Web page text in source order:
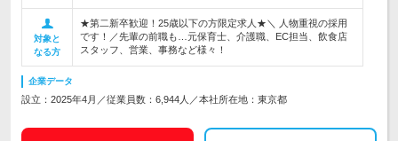
対象と
なる方
★第二新卒歓迎！25歳以下の方限定求人★＼ 人物重視の採用
です！／先輩の前職も…元保育士、介護職、EC担当、飲食店
スタッフ、営業、事務など様々！
企業データ
設立：2025年4月／従業員数：6,944人／本社所在地：東京都